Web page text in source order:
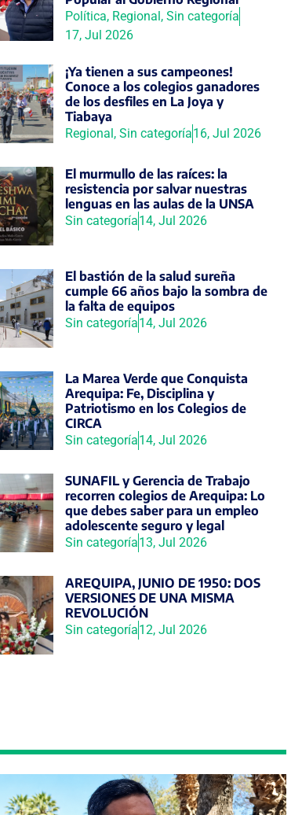
Política, Regional, Sin categoría
17, Jul 2026
¡Ya tienen a sus campeones!
Conoce a los colegios ganadores
de los desfiles en La Joya y
Tiabaya
Regional, Sin categoría16, Jul 2026
El murmullo de las raíces: la
resistencia por salvar nuestras
lenguas en las aulas de la UNSA
Sin categoría14, Jul 2026
El bastión de la salud sureña
cumple 66 años bajo la sombra de
la falta de equipos
Sin categoría14, Jul 2026
La Marea Verde que Conquista
Arequipa: Fe, Disciplina y
Patriotismo en los Colegios de
CIRCA
Sin categoría14, Jul 2026
SUNAFIL y Gerencia de Trabajo
recorren colegios de Arequipa: Lo
que debes saber para un empleo
adolescente seguro y legal
Sin categoría13, Jul 2026
AREQUIPA, JUNIO DE 1950: DOS
VERSIONES DE UNA MISMA
REVOLUCIÓN
Sin categoría12, Jul 2026